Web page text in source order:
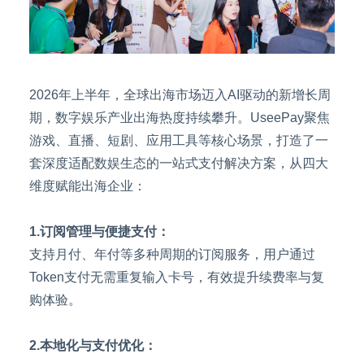
2026年上半年，全球出海市场迈入AI驱动的新增长周
期，数字娱乐产业出海热度持续攀升。UseePay聚焦
游戏、直播、短剧、应用工具等核心场景，打造了一
套深度适配数娱生态的一站式支付解决方案，从四大
维度赋能出海企业：
1.订阅管理与便捷支付：
支持月付、年付等多种周期的订阅服务，用户通过
Token支付无需重复输入卡号，有效提升续费率与复
购体验。
2.本地化与支付优化：